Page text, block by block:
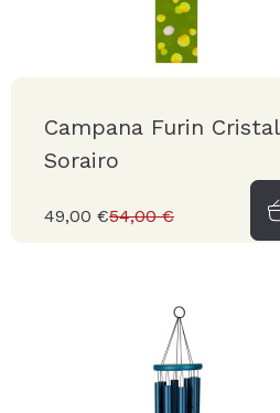
Campana Furin Cristal
Sorairo
49,00 €54,00 €